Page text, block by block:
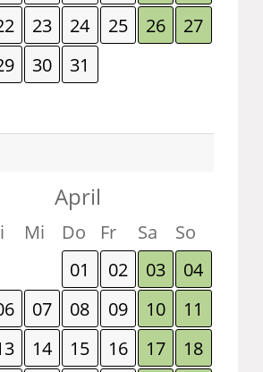
23 24 25 26
27
30 31
April
Mi Do Fr Sa
So
01
02 03
04
07 08 09 10
11
14 15 16 17 18